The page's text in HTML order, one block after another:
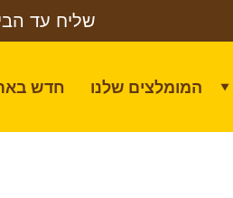
שליח עד
▼ המומלצים שלנו חדש